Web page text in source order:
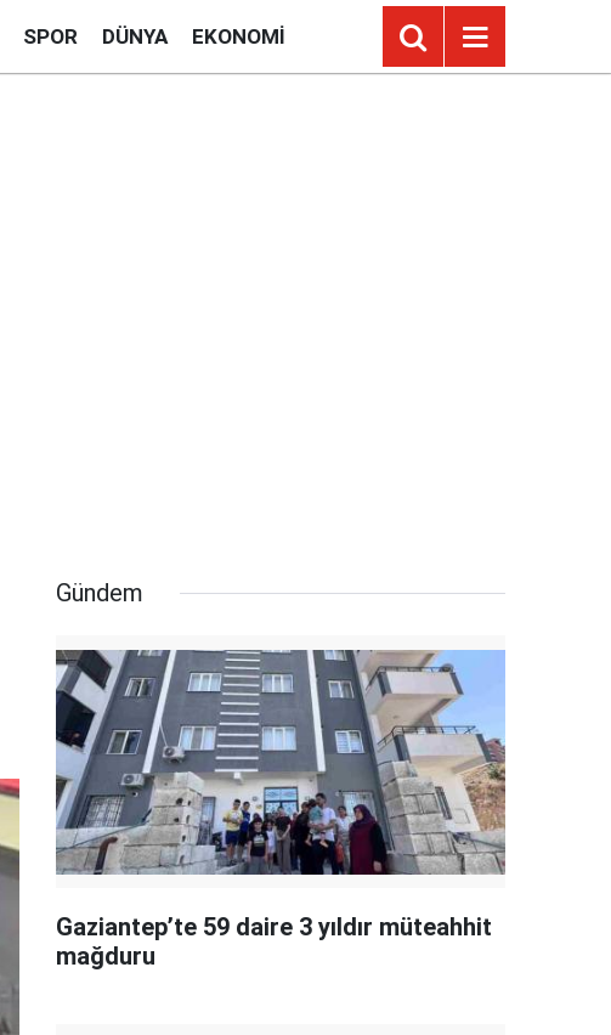
SPOR DÜNYA EKONOMI
Gündem
Gaziantep’te 59 daire 3 yıldır müteahhit
mağduru